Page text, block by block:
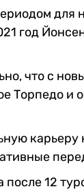
для
год
что с
Торпедо
карьеру
12